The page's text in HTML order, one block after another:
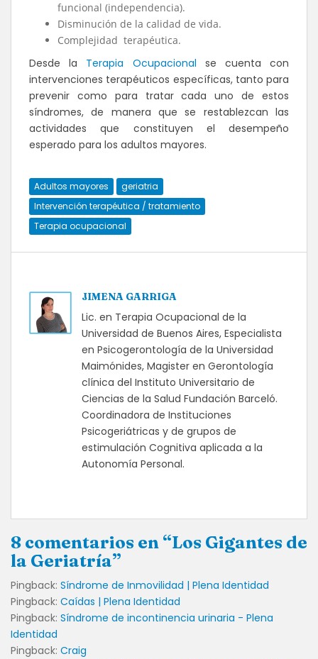
funcional (independencia).
Disminución de la calidad de vida.
Complejidad terapéutica.
Desde la Terapia Ocupacional se cuenta con
intervenciones terapéuticos específicas, tanto para
prevenir como para tratar cada uno de estos
síndromes, de manera que se restablezcan las
actividades que constituyen el desempeño
esperado para los adultos mayores.
Adultos mayores
geriatria
Intervención terapéutica / tratamiento
Terapia ocupacional
JIMENA GARRIGA
Lic. en Terapia Ocupacional de la
Universidad de Buenos Aires, Especialista
en Psicogerontología de la Universidad
Maimónides, Magister en Gerontología
clínica del Instituto Universitario de
Ciencias de la Salud Fundación Barceló.
Coordinadora de Instituciones
Psicogeriátricas y de grupos de
estimulación Cognitiva aplicada a la
Autonomía Personal.
8 comentarios en “Los Gigantes de
la Geriatría”
Pingback: Síndrome de Inmovilidad | Plena Identidad
Pingback: Caídas | Plena Identidad
Pingback: Síndrome de incontinencia urinaria - Plena
Identidad
Pingback: Craig